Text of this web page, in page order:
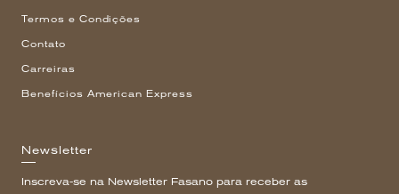
Termos e Condições
Contato
Carreiras
Benefícios American Express
Newsletter
Inscreva-se na Newsletter Fasano para receber as